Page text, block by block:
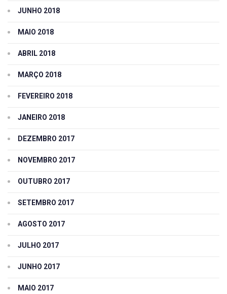
JUNHO 2018
MAIO 2018
ABRIL 2018
MARÇO 2018
FEVEREIRO 2018
JANEIRO 2018
DEZEMBRO 2017
NOVEMBRO 2017
OUTUBRO 2017
SETEMBRO 2017
AGOSTO 2017
JULHO 2017
JUNHO 2017
MAIO 2017